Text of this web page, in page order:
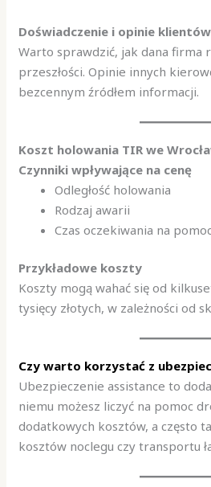
Doświadczenie i opinie klientów
Warto sprawdzić, jak dana firma
przeszłości. Opinie innych
bezcennym źródłem informacji.
Koszt holowania TIR we
Czynniki wpływające na cenę
Odległość holowania
Rodzaj awarii
Czas oczekiwania na pomoc
Przykładowe koszty
Koszty mogą wahać się od
tysięcy złotych, w zależności od
Czy warto korzystać z
Ubezpieczenie assistance to
niemu możesz liczyć na pomoc
dodatkowych kosztów, a często
kosztów noclegu czy transportu